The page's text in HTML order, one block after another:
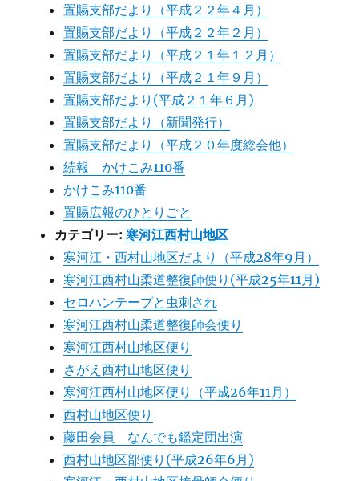
置賜支部だより（平成２２年４月）
置賜支部だより（平成２２年２月）
置賜支部だより（平成２１年１２月）
置賜支部だより（平成２１年９月）
置賜支部だより(平成２１年６月)
置賜支部だより（新聞発行）
置賜支部だより（平成２０年度総会他）
続報 かけこみ110番
かけこみ110番
置賜広報のひとりごと
カテゴリー:寒河江西村山地区
寒河江・西村山地区だより（平成28年9月）
寒河江西村山柔道整復師便り(平成25年11月)
セロハンテープと虫刺され
寒河江西村山柔道整復師会便り
寒河江西村山地区便り
さがえ西村山地区便り
寒河江西村山地区便り（平成26年11月）
西村山地区便り
藤田会員 なんでも鑑定団出演
西村山地区部便り(平成26年6月)